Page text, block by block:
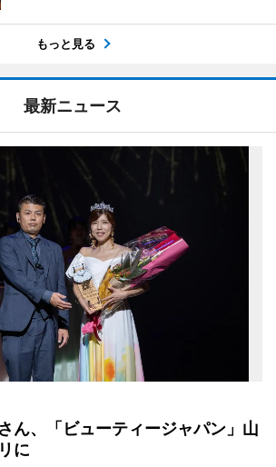
もっと見る
最新ニュース
ん、「ビューティージャパン」山
に